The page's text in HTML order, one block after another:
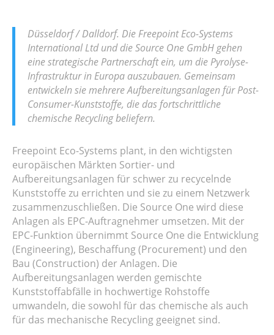
Düsseldorf / Dalldorf. Die Freepoint Eco-Systems
International Ltd und die Source One GmbH gehen
eine strategische Partnerschaft ein, um die Pyrolyse-
Infrastruktur in Europa auszubauen. Gemeinsam
entwickeln sie mehrere Aufbereitungsanlagen für Post-
Consumer-Kunststoffe, die das fortschrittliche
chemische Recycling beliefern.
Freepoint Eco-Systems plant, in den wichtigsten
europäischen Märkten Sortier- und
Aufbereitungsanlagen für schwer zu recycelnde
Kunststoffe zu errichten und sie zu einem Netzwerk
zusammenzuschließen. Die Source One wird diese
Anlagen als EPC-Auftragnehmer umsetzen. Mit der
EPC-Funktion übernimmt Source One die Entwicklung
(Engineering), Beschaffung (Procurement) und den
Bau (Construction) der Anlagen. Die
Aufbereitungsanlagen werden gemischte
Kunststoffabfälle in hochwertige Rohstoffe
umwandeln, die sowohl für das chemische als auch
für das mechanische Recycling geeignet sind.